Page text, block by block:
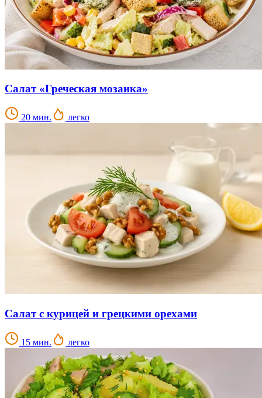
Салат «Греческая мозаика»
20 мин. легко
Салат с курицей и грецкими орехами
15 мин. легко